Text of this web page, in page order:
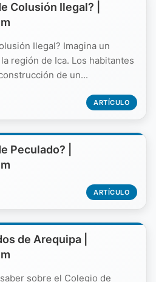
Colusión Ilegal? |
Ilegal? Imagina un
región de Ica. Los habitantes
de un...
ARTÍCULO
Peculado? |
ARTÍCULO
de Arequipa |
sobre el Colegio de